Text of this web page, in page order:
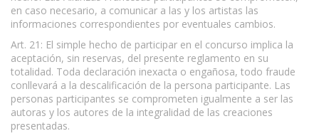
en caso necesario, a comunicar a las y los artistas las
informaciones correspondientes por eventuales cambios.
Art. 21: El simple hecho de participar en el concurso implica la
aceptación, sin reservas, del presente reglamento en su
totalidad. Toda declaración inexacta o engañosa, todo fraude
conllevará a la descalificación de la persona participante. Las
personas participantes se comprometen igualmente a ser las
autoras y los autores de la integralidad de las creaciones
presentadas.